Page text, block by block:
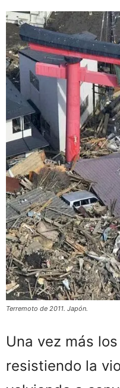
Terremoto de 2011. Japón.
Una vez más
resistiendo la